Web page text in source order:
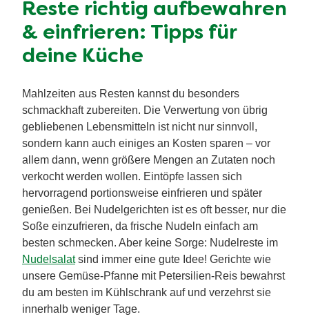
Reste richtig aufbewahren
& einfrieren: Tipps für
deine Küche
Mahlzeiten aus Resten kannst du besonders
schmackhaft zubereiten. Die Verwertung von übrig
gebliebenen Lebensmitteln ist nicht nur sinnvoll,
sondern kann auch einiges an Kosten sparen – vor
allem dann, wenn größere Mengen an Zutaten noch
verkocht werden wollen. Eintöpfe lassen sich
hervorragend portionsweise einfrieren und später
genießen. Bei Nudelgerichten ist es oft besser, nur die
Soße einzufrieren, da frische Nudeln einfach am
besten schmecken. Aber keine Sorge: Nudelreste im
Nudelsalatsind immer eine gute Idee! Gerichte wie
unsere Gemüse-Pfanne mit Petersilien-Reis bewahrst
du am besten im Kühlschrank auf und verzehrst sie
innerhalb weniger Tage.